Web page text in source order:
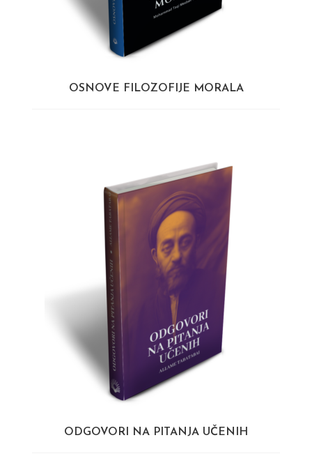
OSNOVE FILOZOFIJE MORALA
ODGOVORI NA PITANJA UČENIH